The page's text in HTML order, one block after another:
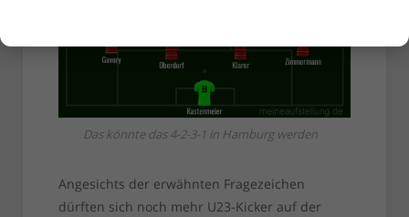
Das könnte das 4-2-3-1 in Hamburg werden
Angesichts der erwähnten Fragezeichen
dürften sich noch mehr U23-Kicker auf der